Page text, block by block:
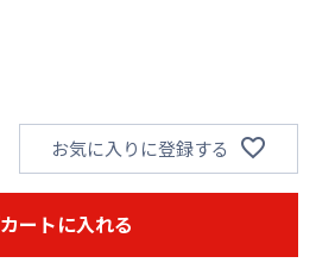
お気に入りに登録する
カートに入れる